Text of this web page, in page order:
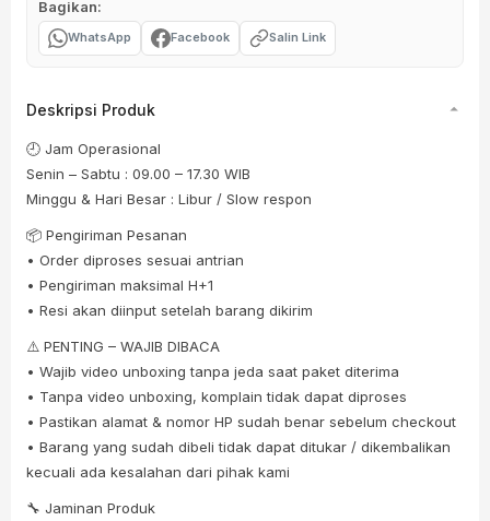
Bagikan:
WhatsApp Facebook Salin Link
Deskripsi Produk
🕘 Jam Operasional
Senin – Sabtu : 09.00 – 17.30 WIB
Minggu & Hari Besar : Libur / Slow respon
📦 Pengiriman Pesanan
• Order diproses sesuai antrian
• Pengiriman maksimal H+1
• Resi akan diinput setelah barang dikirim
⚠️ PENTING – WAJIB DIBACA
• Wajib video unboxing tanpa jeda saat paket diterima
• Tanpa video unboxing, komplain tidak dapat diproses
• Pastikan alamat & nomor HP sudah benar sebelum checkout
• Barang yang sudah dibeli tidak dapat ditukar / dikembalikan
kecuali ada kesalahan dari pihak kami
🔧 Jaminan Produk